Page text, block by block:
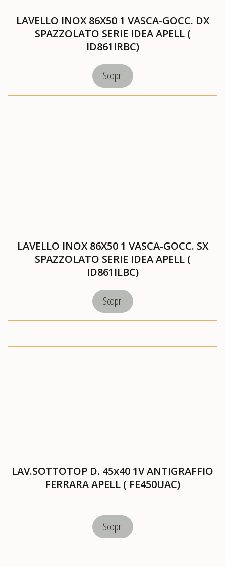
LAVELLO INOX 86X50 1 VASCA-GOCC. DX
SPAZZOLATO SERIE IDEA APELL (
ID861IRBC)
Scopri
LAVELLO INOX 86X50 1 VASCA-GOCC. SX
SPAZZOLATO SERIE IDEA APELL (
ID861ILBC)
Scopri
LAV.SOTTOTOP D. 45x40 1V ANTIGRAFFIO
FERRARA APELL ( FE450UAC)
Scopri